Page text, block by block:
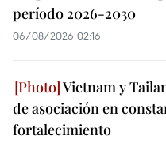
período 2026-2030
06/08/2026 02:16
Vietnam y
de asociación en
fortalecimiento